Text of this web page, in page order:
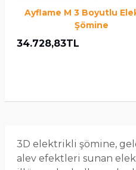
Ayflame M 3 Boyutlu
Şömine
34.728,83TL
3D elektrikli şömine,
alev efektleri sunan